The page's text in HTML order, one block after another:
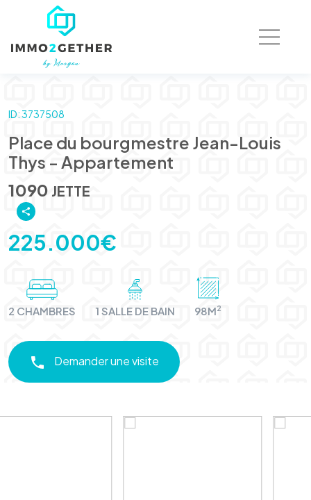
ID: 3737508
Place du bourgmestre Jean-Louis
Thys - Appartement
1090 JETTE
225.000€
2 CHAMBRES 1 SALLE DE BAIN 98M2
Demander une visite